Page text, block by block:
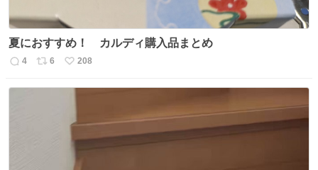
夏におすすめ！ カルディ購入品まとめ
返
4
リ
6
い
208